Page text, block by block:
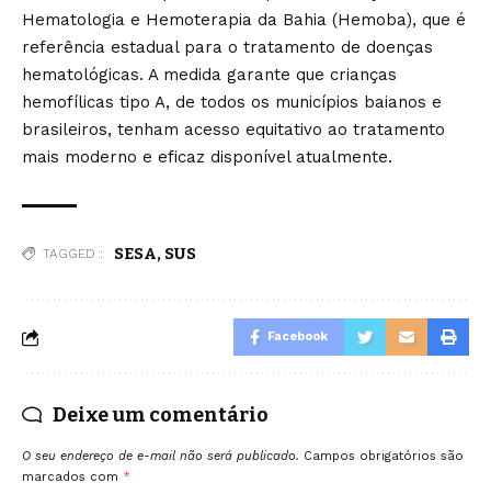
Hematologia e Hemoterapia da Bahia (Hemoba), que é
referência estadual para o tratamento de doenças
hematológicas. A medida garante que crianças
hemofílicas tipo A, de todos os municípios baianos e
brasileiros, tenham acesso equitativo ao tratamento
mais moderno e eficaz disponível atualmente.
TAGGED : SESA, SUS
Facebook
Deixe um comentário
O seu endereço de e-mail não será publicado. Campos obrigatórios são
marcados com *